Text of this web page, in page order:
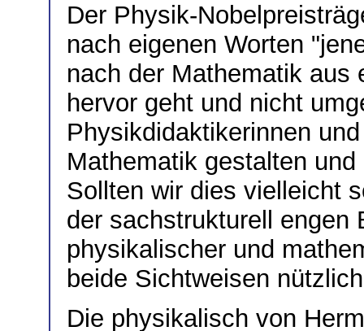
Der Physik-
nach eigenen Worten
nach der Mathematik aus
hervor geht und nicht
Physikdidaktikerinnen
Mathematik gestalten
Sollten wir dies vielleicht
der sachstrukturell engen
physikalischer und
beide Sichtweisen
Die physikalisch von